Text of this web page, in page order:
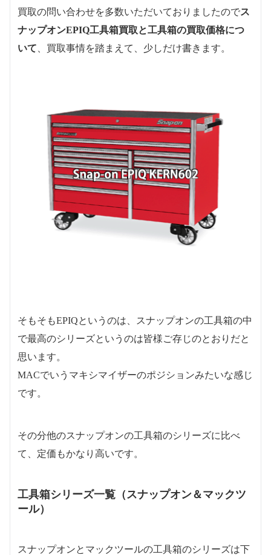
買取の問い合わせを多数いただいておりましたのでス
ナップオンEPIQ工具箱買取と工具箱の買取価格につ
いて 、買取事情を踏まえて、少しだけ書きます。
そもそもEPIQというのは、スナップオンの工具箱の中
で最高のシリーズというのは皆様ご存じのとおりだと
思います。
MACでいうマキシマイザーのポジションみたいな感じ
です。
その分他のスナップオンの工具箱のシリーズに比べ
て、定価もかなり高いです。
工具箱シリーズ一覧（スナップオン＆マックツ
ール）
スナップオンとマックツールの工具箱のシリーズは下